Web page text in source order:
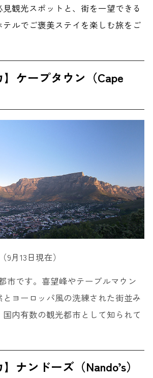
観光スポットと、街を一望できる
テルでご褒美ステイを楽しむ旅をご
】ケープタウン（Cape
月13日現在）
市です。喜望峰やテーブルマウン
ヨーロッパ風の洗練された街並み
内有数の観光都市として知られて
ナンドーズ（Nando’s）